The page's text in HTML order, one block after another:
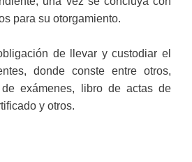
para su otorgamiento.
de llevar y custodiar el
donde conste entre otros,
de exámenes, libro de actas de
y otros.